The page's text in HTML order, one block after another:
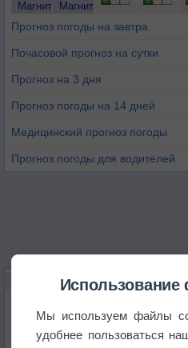
Прогноз погоды на завтра
Почасовой прогноз на сутки
Прогноз на 3 дня
Прогноз погоды на 14 дней
Медицинский прогноз погоды
Прогноз погоды для водителей
НОВОЕ О ПОГОДЕ
Мы используем файлы
удобнее пользоваться